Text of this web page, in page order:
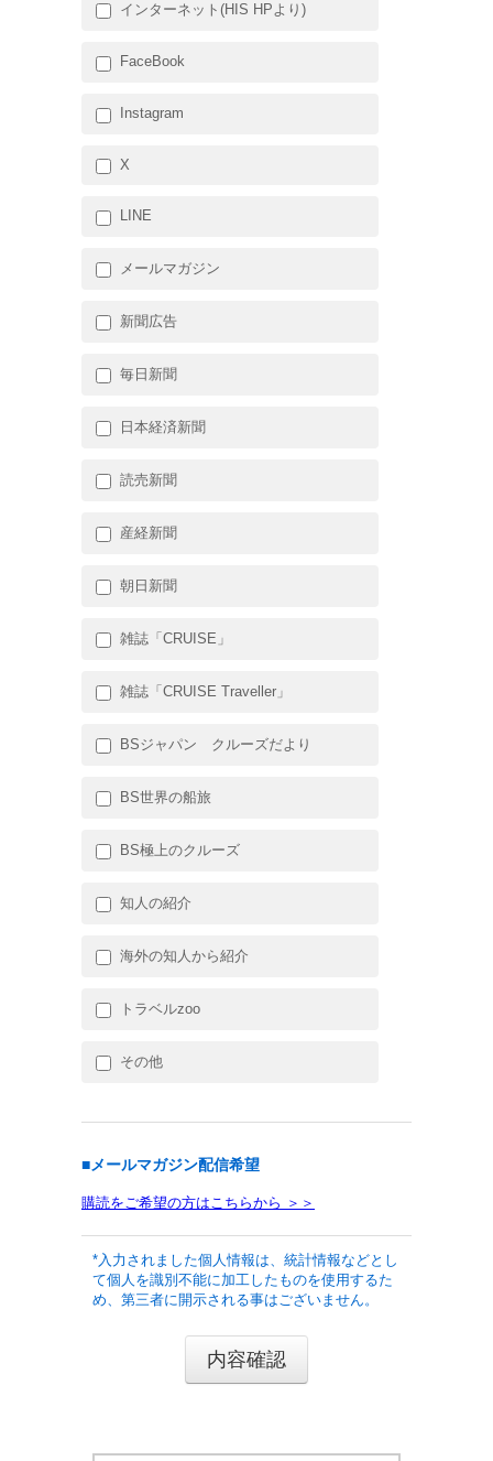
インターネット(HIS HPより)
FaceBook
Instagram
X
LINE
メールマガジン
新聞広告
毎日新聞
日本経済新聞
読売新聞
産経新聞
朝日新聞
雑誌「CRUISE」
雑誌「CRUISE Traveller」
BSジャパン クルーズだより
BS世界の船旅
BS極上のクルーズ
知人の紹介
海外の知人から紹介
トラベルzoo
その他
■メールマガジン配信希望
購読をご希望の方はこちらから ＞＞
*入力されました個人情報は、統計情報などとし
て個人を識別不能に加工したものを使用するた
め、第三者に開示される事はございません。